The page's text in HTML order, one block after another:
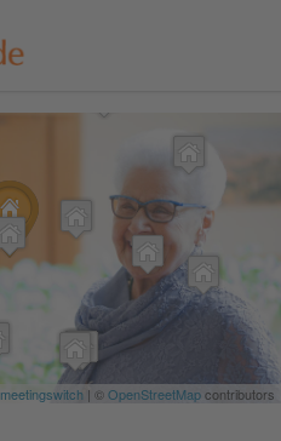
meetingswitch | ©OpenStreetMapcontributors